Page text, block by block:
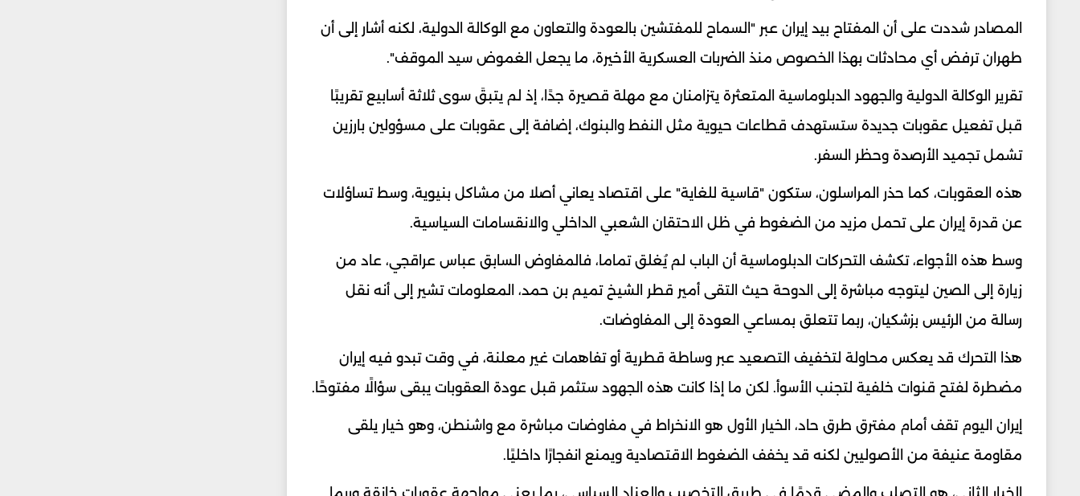
المصادر شددت على أن المفتاح بيد إيران عبر "السماح للمفتشين بالعودة والتعاون مع الوكالة الدولية، لكنه أشار إلى أن
طهران ترفض أي محادثات بهذا الخصوص منذ الضربات العسكرية الأخيرة، ما يجعل الغموض سيد الموقف".
تقرير الوكالة الدولية والجهود الدبلوماسية المتعثرة يتزامنان مع مهلة قصيرة جدًا، إذ لم يتبقَ سوى ثلاثة أسابيع تقريبًا
قبل تفعيل عقوبات جديدة ستستهدف قطاعات حيوية مثل النفط والبنوك، إضافة إلى عقوبات على مسؤولين بارزين
تشمل تجميد الأرصدة وحظر السفر.
هذه العقوبات، كما حذر المراسلون، ستكون "قاسية للغاية" على اقتصاد يعاني أصلا من مشاكل بنيوية، وسط تساؤلات
عن قدرة إيران على تحمل مزيد من الضغوط في ظل الاحتقان الشعبي الداخلي والانقسامات السياسية.
وسط هذه الأجواء، تكشف التحركات الدبلوماسية أن الباب لم يُغلق تماما، فالمفاوض السابق عباس عراقجي، عاد من
زيارة إلى الصين ليتوجه مباشرة إلى الدوحة حيث التقى أمير قطر الشيخ تميم بن حمد، المعلومات تشير إلى أنه نقل
رسالة من الرئيس بزشكيان، ربما تتعلق بمساعي العودة إلى المفاوضات.
هذا التحرك قد يعكس محاولة لتخفيف التصعيد عبر وساطة قطرية أو تفاهمات غير معلنة، في وقت تبدو فيه إيران
مضطرة لفتح قنوات خلفية لتجنب الأسوأ. لكن ما إذا كانت هذه الجهود ستثمر قبل عودة العقوبات يبقى سؤالًا مفتوحًا.
إيران اليوم تقف أمام مفترق طرق حاد، الخيار الأول هو الانخراط في مفاوضات مباشرة مع واشنطن، وهو خيار يلقى
مقاومة عنيفة من الأصوليين لكنه قد يخفف الضغوط الاقتصادية ويمنع انفجارًا داخليًا.